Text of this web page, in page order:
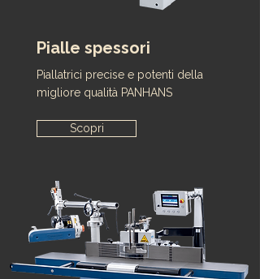
Pialle spessori
Piallatrici precise e potenti della
migliore qualità PANHANS
Scopri